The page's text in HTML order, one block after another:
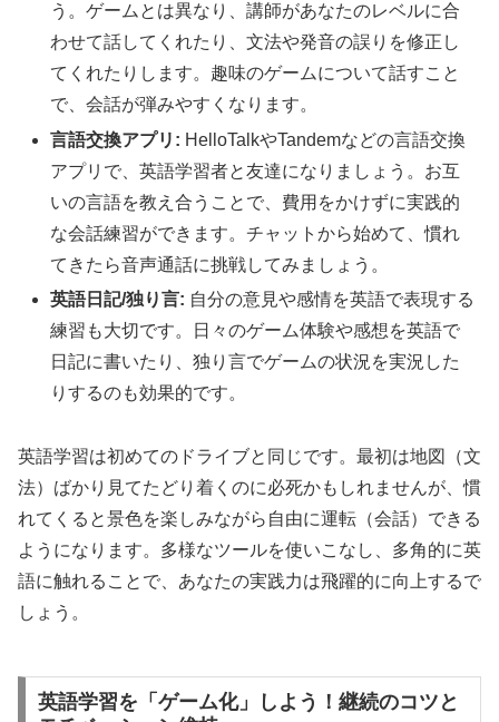
う。ゲームとは異なり、講師があなたのレベルに合
わせて話してくれたり、文法や発音の誤りを修正し
てくれたりします。趣味のゲームについて話すこと
で、会話が弾みやすくなります。
言語交換アプリ: HelloTalkやTandemなどの言語交換
アプリで、英語学習者と友達になりましょう。お互
いの言語を教え合うことで、費用をかけずに実践的
な会話練習ができます。チャットから始めて、慣れ
てきたら音声通話に挑戦してみましょう。
英語日記/独り言: 自分の意見や感情を英語で表現する
練習も大切です。日々のゲーム体験や感想を英語で
日記に書いたり、独り言でゲームの状況を実況した
りするのも効果的です。
英語学習は初めてのドライブと同じです。最初は地図（文
法）ばかり見てたどり着くのに必死かもしれませんが、慣
れてくると景色を楽しみながら自由に運転（会話）できる
ようになります。多様なツールを使いこなし、多角的に英
語に触れることで、あなたの実践力は飛躍的に向上するで
しょう。
英語学習を「ゲーム化」しよう！継続のコツと